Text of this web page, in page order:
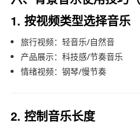
1. 按视频类型选择音乐
旅行视频：轻音乐/自然音
产品展示：科技感/节奏音乐
情绪视频：钢琴/慢节奏
2. 控制音乐长度